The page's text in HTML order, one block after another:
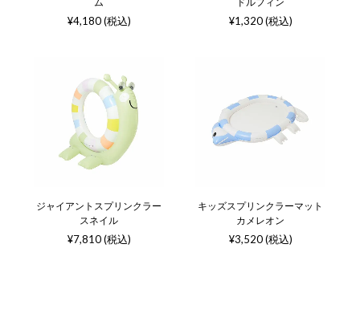
¥4,180 (税込) ¥1,320 (税込)
ジャイアントスプリンクラー
スネイル
¥7,810 (税込)
キッズスプリンクラーマット
カメレオン
¥3,520 (税込)